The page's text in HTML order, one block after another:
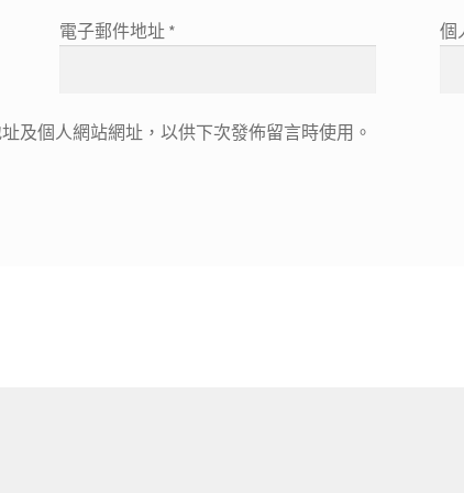
電子郵件地址 * 個
及個人網站網址，以供下次發佈留言時使用。